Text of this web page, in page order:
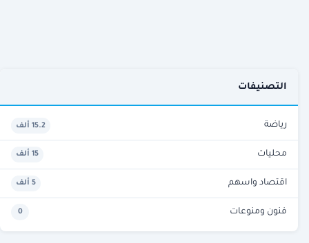
التصنيفات
رياضة 15.2 ألف
محليات 15 ألف
اقتصاد واسهم 5 ألف
فنون ومنوعات 0